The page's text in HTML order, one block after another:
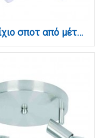
Επιτοίχιο σποτ από μέταλλο σε νίκελ ματ απόχρωση 2xE14 D:20cm (9064-2Φ-Νίκελ Ματ)